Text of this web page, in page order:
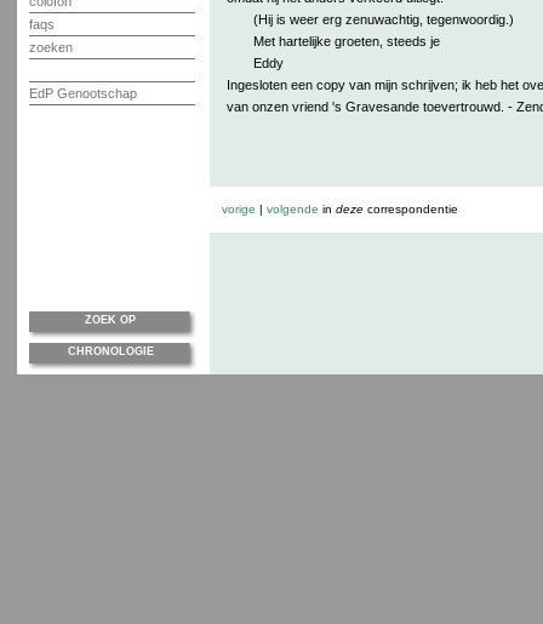
faqs
zoeken
EdP Genootschap
(Hij is weer erg zenuwachtig, tegenwoordig.)
Met hartelijke groeten, steeds je
Eddy
Ingesloten een copy van mijn schrijven; ik heb het
van onzen vriend 's Gravesande toevertrouwd. -
vorige | volgende in dezecorrespondentie
ZOEK OP
CHRONOLOGIE